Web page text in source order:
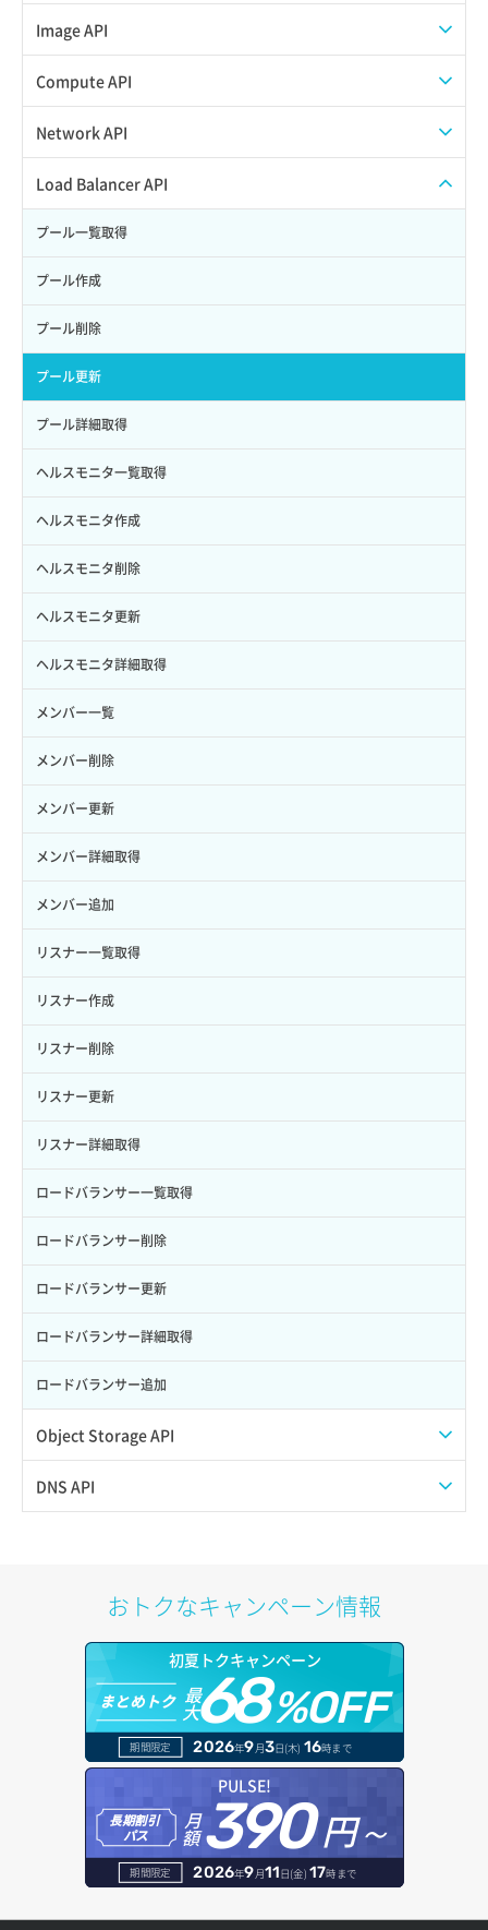
Credential作成
Credential削除
サブユーザーにロールを紐づけ
サブユーザー一覧取得
サブユーザー作成
サブユーザー削除
サブユーザー更新
サブユーザー詳細取得
トークン発行
パーミッション一覧取得
ロールからパーミッションを紐づけ解除
ロールにパーミッションを紐づけ
ロール一覧取得
ロール作成
ロール削除
ロール更新
ロール詳細取得
スナップショット一覧取得
スナップショット作成
スナップショット削除
Image API
ISOイメージアップロード
ISOイメージ作成
イメージ一覧取得
イメージ保存使用量取得
イメージ保存容量取得
イメージ保存容量変更
イメージ削除
イメージ詳細取得
Compute API
ISOイメージ挿入/排出
SSHキーペア一覧取得
SSHキーペア作成
SSHキーペア削除
SSHキーペア詳細取得
アタッチ済みポート一覧取得
アタッチ済みポート詳細取得
アタッチ済みボリューム一覧
アタッチ済みボリューム詳細取得
コンソールURL発行
サーバーに紐づくアドレス取得
サーバーに紐づくアドレス取得（ネットワーク指定）
サーバーに紐づくセキュリティグループ取得
サーバープラン一覧取得
サーバープラン変更
サーバープラン詳細一覧取得
サーバープラン詳細取得
サーバーメタデータ取得
サーバーメタデータ更新（ネームタグ変更）
サーバー一覧取得
サーバー作成
サーバー再構築（OS再インストール）
サーバー利用状況グラフ（CPU）
サーバー利用状況グラフ（ディスクIO）
サーバー利用状況グラフ（トラフィック）
サーバー削除
サーバー操作（起動/停止/再起動/強制停止）
サーバー設定切替
ポートデタッチ
ボリュームアタッチ
ボリュームデタッチ
Network API
QoSポリシー一覧取得
QoSポリシー詳細取得
サブネット一覧取得
サブネット作成（ローカルネットワーク用）
サブネット削除（ローカルネットワーク用）
サブネット詳細取得
セキュリティグループ ルール一覧取得
セキュリティグループ ルール作成
セキュリティグループ ルール削除
セキュリティグループ ルール詳細取得
セキュリティグループ一覧取得
セキュリティグループ作成
セキュリティグループ削除
セキュリティグループ更新
セキュリティグループ詳細取得
ネットワーク一覧取得
ネットワーク作成（ローカルネットワーク用）
ネットワーク削除（ローカルネットワーク用）
ネットワーク詳細取得
ポート一覧取得
ポート作成（ローカルネットワーク用）
ポート作成（追加IP用）
ポート削除
ポート更新
ポート詳細取得
Load Balancer API
プール一覧取得
プール作成
プール削除
プール更新
プール詳細取得
ヘルスモニタ一覧取得
ヘルスモニタ作成
ヘルスモニタ削除
ヘルスモニタ更新
ヘルスモニタ詳細取得
メンバー一覧
メンバー削除
メンバー更新
メンバー詳細取得
メンバー追加
リスナー一覧取得
リスナー作成
リスナー削除
リスナー更新
リスナー詳細取得
ロードバランサー一覧取得
ロードバランサー削除
ロードバランサー更新
ロードバランサー詳細取得
ロードバランサー追加
Object Storage API
Web公開
オブジェクトダウンロード
オブジェクトバージョン管理
オブジェクト一覧取得
オブジェクト削除
オブジェクト削除予約
オブジェクト複製
DNS API
ドメイン情報登録
ドメイン詳細取得
レコード一覧取得
レコード作成
レコード更新
おトクなキャンペーン情報
初夏トクキャンペーン
まとめトク 最
大68%OFF
期間限定 2026年9月3日(木) 16時まで
PULSE!
長期割引
パス
月
額390円～
期間限定 2026年9月11日(金) 17時まで